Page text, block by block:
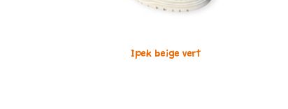
Ipek beige vert